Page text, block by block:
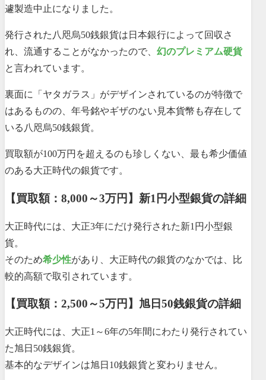
遽製造中止になりました。
発行された八咫烏50銭銀貨は日本銀行によって回収さ
れ、流通することがなかったので、 幻のプレミアム硬貨
と言われています。
裏面に「ヤタガラス」がデザインされているのが特徴で
はあるものの、年号銘やギザのない見本貨幣も存在して
いる八咫烏50銭銀貨。
買取額が100万円を超えるのも珍しくない、最も希少価値
のある大正時代の銀貨です。
【買取額：8,000～3万円】新1円小型銀貨の詳細
大正時代には、大正3年にだけ発行された新1円小型銀
貨。
そのため希少性があり、大正時代の銀貨のなかでは、比
較的高額で取引されています。
【買取額：2,500～5万円】旭日50銭銀貨の詳細
大正時代には、大正1～6年の5年間にわたり発行されてい
た旭日50銭銀貨。
基本的なデザインは旭日10銭銀貨と変わりません。